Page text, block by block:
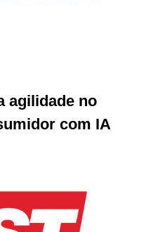
agilidade no
com IA